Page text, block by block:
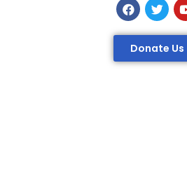
Donate Us